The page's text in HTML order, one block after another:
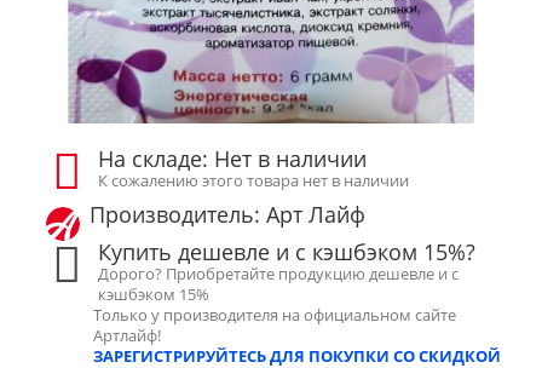
На складе: Нет в наличии
К сожалению этого товара нет в наличии
Производитель: Арт Лайф
Купить дешевле и с кэшбэком 15%?
Дорого? Приобретайте продукцию дешевле и с
кэшбэком 15%
Только у производителя на официальном сайте
Артлайф!
ЗАРЕГИСТРИРУЙТЕСЬ ДЛЯ ПОКУПКИ СО СКИДКОЙ